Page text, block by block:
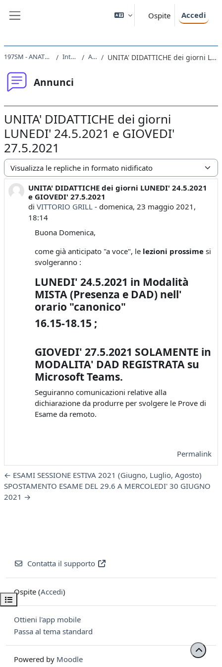
Ospite Accedi
Apri indice del corso
197SM - ANATOMIA UMANA 2020 Introduzione Annunci UNITA' DIDATTICHE dei giorni LUNEDI' 24.5.2021 e GIOVEDI' 27.5.2021
Annunci
UNITA' DIDATTICHE dei giorni
LUNEDI' 24.5.2021 e GIOVEDI'
27.5.2021
Modalità visualizzazione
UNITA' DIDATTICHE dei giorni LUNEDI' 24.5.2021
e GIOVEDI' 27.5.2021
diVITTORIO GRILL -domenica, 23 maggio 2021,
18:14
Numero di risposte: 0
Buona Domenica,
come già anticipato "a voce", le lezioni prossime si
svolgeranno :
LUNEDI' 24.5.2021 in Modalità
MISTA (Presenza e DAD) nell'
orario "canonico"
16.15-18.15 ;
GIOVEDI' 27.5.2021 SOLAMENTE in
MODALITA' DAD REGISTRATA su
Microsoft Teams.
Seguiranno comunicazioni relative alla
dichiarazione da produrre per svolgere le Prove di
Esame da remoto.
Permalink
← ESAMI SESSIONE ESTIVA 2021 (Giugno, Luglio, Agosto)
SPOSTAMENTO ESAME DEL 29.6 A MERCOLEDI' 30 GIUGNO
2021 →
Contatta il supporto
Ospite (Accedi)
Ottieni l'app mobile
Passa al tema standard
Powered by Moodle